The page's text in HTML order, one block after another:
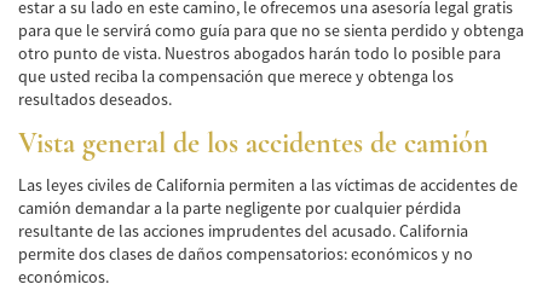
Negociando con los Agentes de Seguros
Neumáticos Defectuosos
Tipos de Daños Disponibles
Tipos Habituales de Accidentes
Accidentes de Autobús
estar a su lado en este camino, le ofrecemos una asesoría legal gratis
para que le servirá como guía para que no se sienta perdido y obtenga
otro punto de vista. Nuestros abogados harán todo lo posible para
que usted reciba la compensación que merece y obtenga los
resultados deseados.
Vista general de los accidentes de camión
Las leyes civiles de California permiten a las víctimas de accidentes de
camión demandar a la parte negligente por cualquier pérdida
resultante de las acciones imprudentes del acusado. California
permite dos clases de daños compensatorios: económicos y no
económicos.